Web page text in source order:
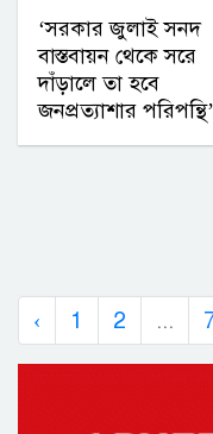
‘সরকার জুলাই সনদ
বাস্তবায়ন থেকে সরে
দাঁড়ালে তা হবে
জনপ্রত্যাশার পরিপন্থি’
‹ 1 2 ...